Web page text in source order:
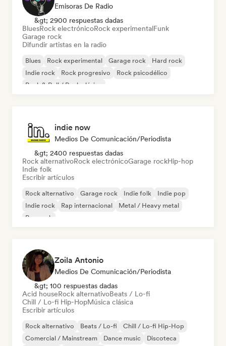
Emisoras De Radio
&gt; 2900 respuestas dadas
BluesRock electrónicoRock experimentalFunk
Garage rock
Difundir artistas en la radio
Blues Rock experimental Garage rock
Hard rock
Indie rock
Rock progresivo
Rock psicodélico
Rock & Roll / Rock clásico
indie now
Medios De Comunicación/Periodista
&gt; 2400 respuestas dadas
Rock alternativoRock electrónicoGarage rockHip-hop
Indie folk
Escribir artículos
Rock alternativo Garage rock Indie folk
Indie pop
Indie rock
Rap internacional
Metal / Heavy metal
Pop rock
Zoila Antonio
Medios De Comunicación/Periodista
&gt; 100 respuestas dadas
Acid houseRock alternativoBeats / Lo-fi
Chill / Lo-fi Hip-HopMúsica clásica
Escribir artículos
Rock alternativo Beats / Lo-fi
Chill / Lo-fi Hip-Hop
Comercial / Mainstream
Dance music
Discoteca